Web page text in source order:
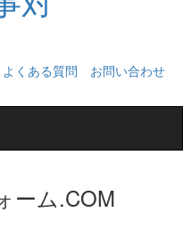
よくある質問
お問い合わせ
ーム.COM